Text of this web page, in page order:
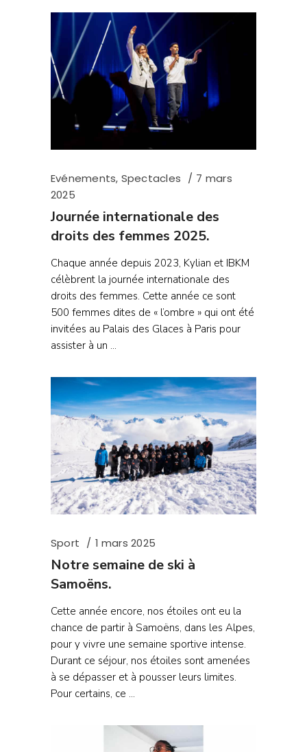
Evénements, Spectacles
7 mars
2025
Journée internationale des
droits des femmes 2025.
Chaque année depuis 2023, Kylian et IBKM
célèbrent la journée internationale des
droits des femmes. Cette année ce sont
500 femmes dites de « l’ombre » qui ont été
invitées au Palais des Glaces à Paris pour
assister à un
Sport 1 mars 2025
Notre semaine de ski à
Samoëns.
Cette année encore, nos étoiles ont eu la
chance de partir à Samoëns, dans les Alpes,
pour y vivre une semaine sportive intense.
Durant ce séjour, nos étoiles sont amenées
à se dépasser et à pousser leurs limites.
Pour certains, ce